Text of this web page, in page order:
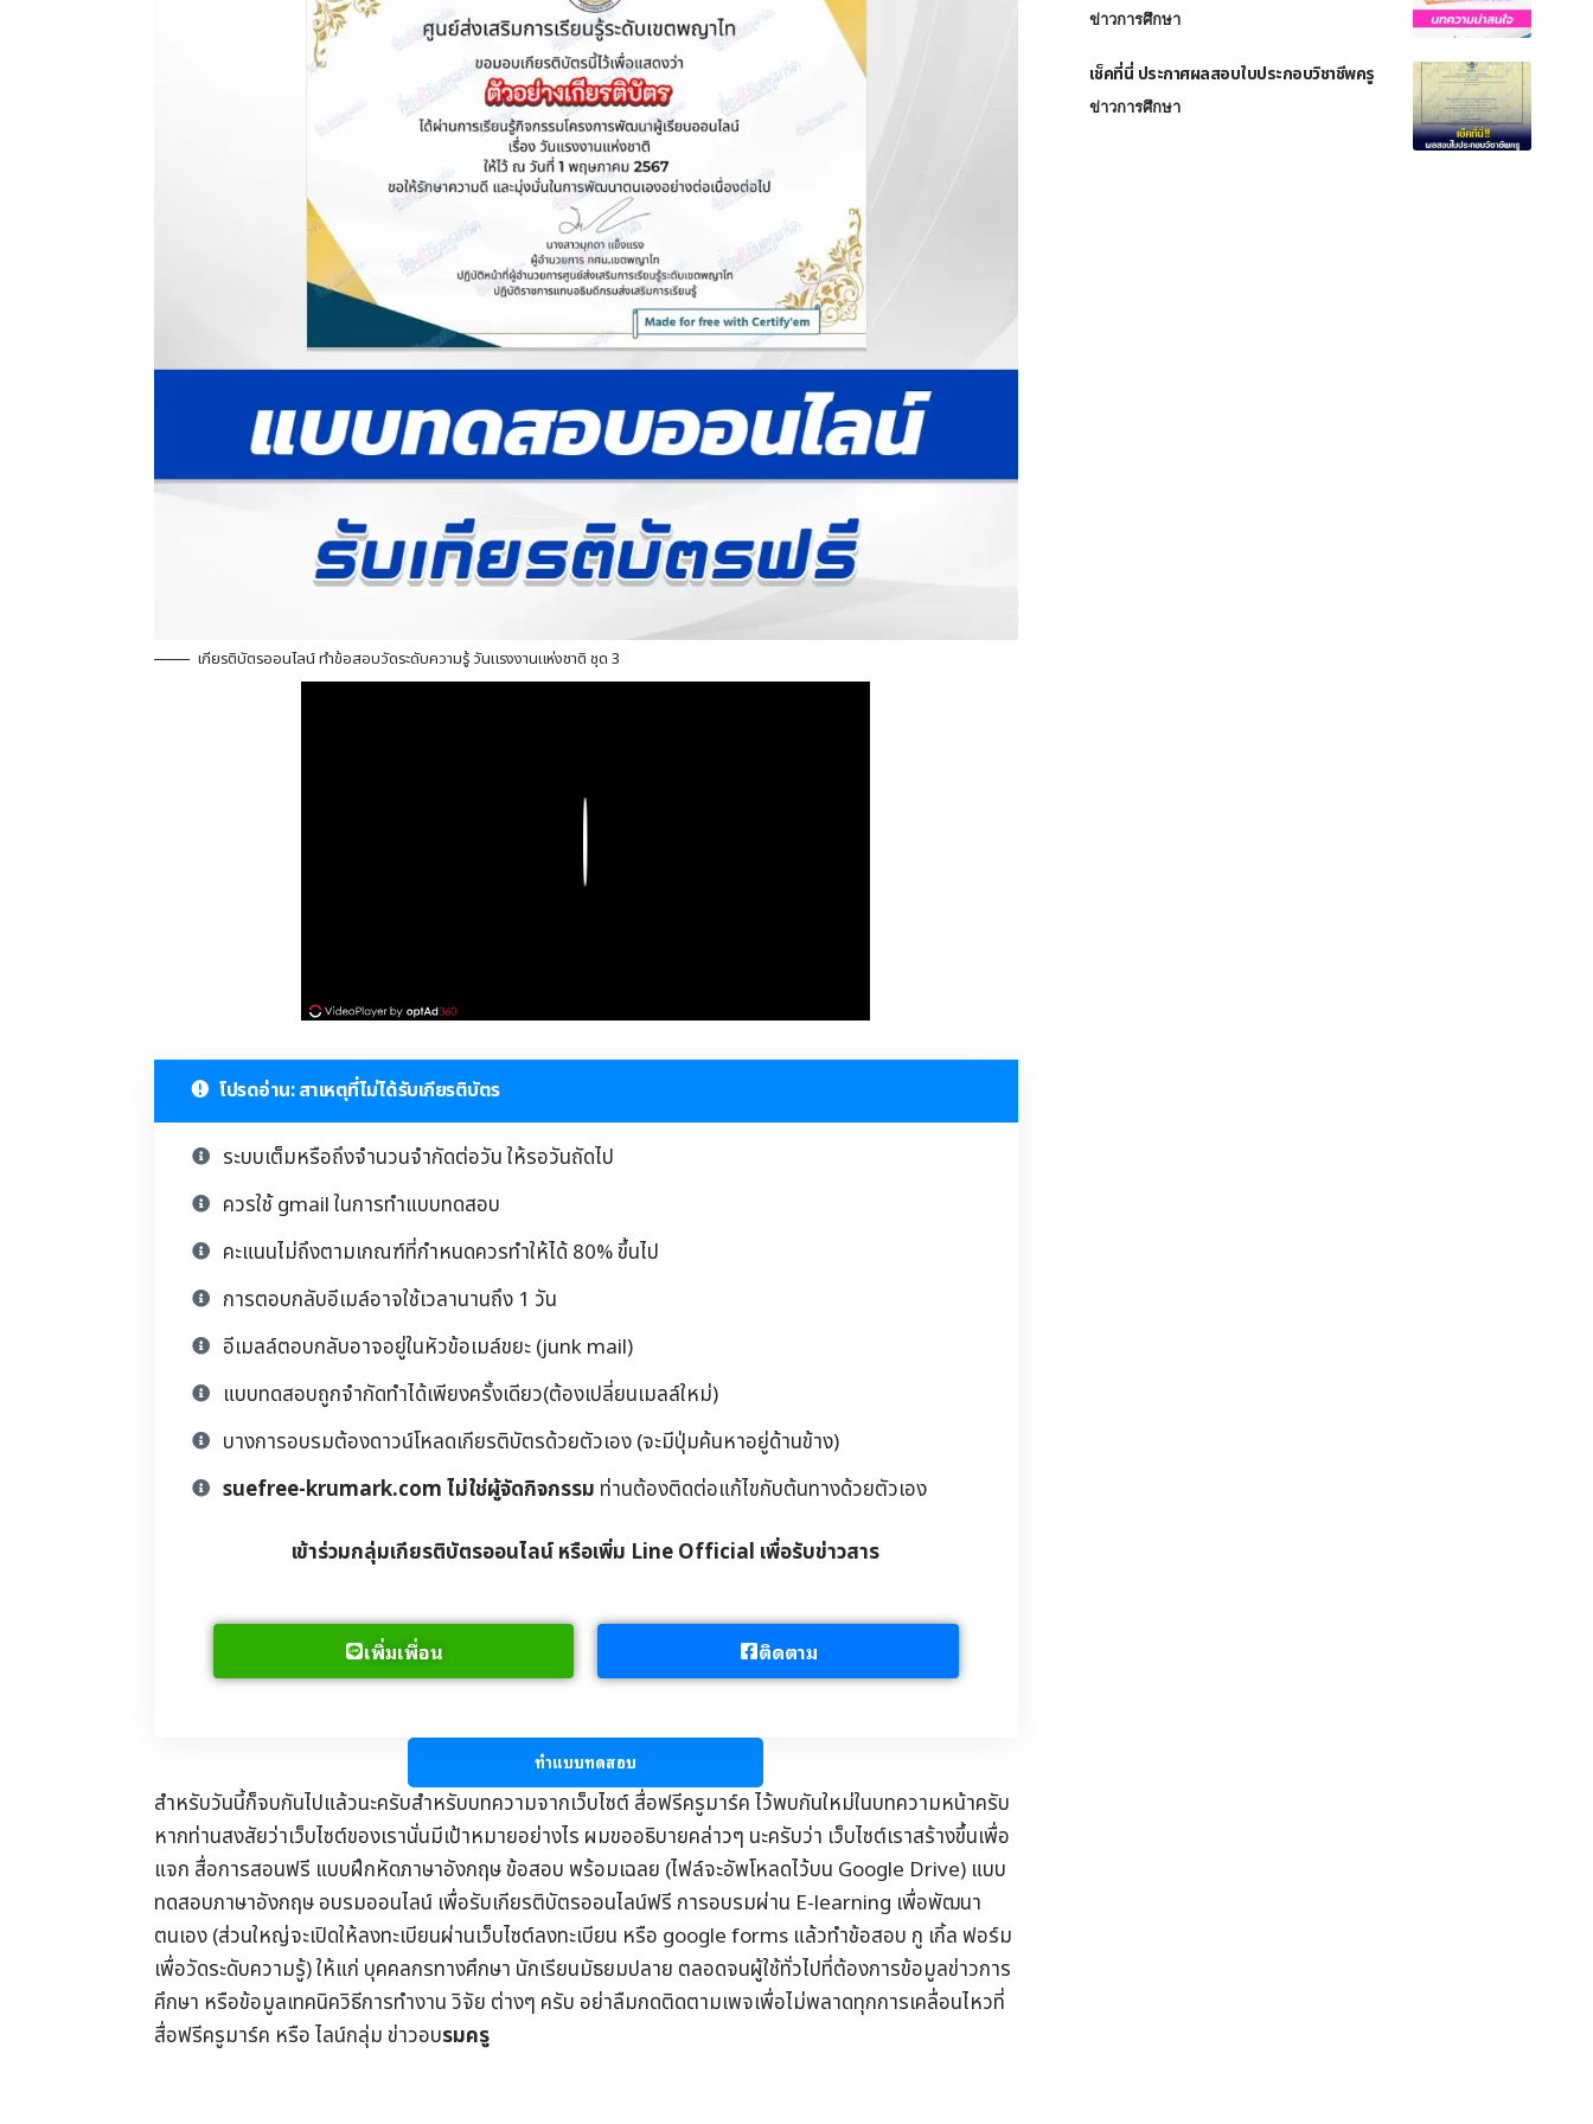
เกียรติบัตรออนไลน์ ทำข้อสอบวัดระดับความรู้ วันแรงงานแห่งชาติ ชุด 3
โปรดอ่าน: สาเหตุที่ไม่ได้รับเกียรติบัตร
ระบบเต็มหรือถึงจำนวนจำกัดต่อวัน ให้รอวันถัดไป
ควรใช้ gmail ในการทำแบบทดสอบ
คะแนนไม่ถึงตามเกณฑ์ที่กำหนดควรทำให้ได้ 80% ขึ้นไป
การตอบกลับอีเมล์อาจใช้เวลานานถึง 1 วัน
อีเมลล์ตอบกลับอาจอยู่ในหัวข้อเมล์ขยะ (junk mail)
แบบทดสอบถูกจำกัดทำได้เพียงครั้งเดียว(ต้องเปลี่ยนเมลล์ใหม่)
บางการอบรมต้องดาวน์โหลดเกียรติบัตรด้วยตัวเอง (จะมีปุ่มค้นหาอยู่ด้านข้าง)
suefree-krumark.com ไม่ใช่ผู้จัดกิจกรรม ท่านต้องติดต่อแก้ไขกับต้นทางด้วยตัวเอง
เข้าร่วมกลุ่มเกียรติบัตรออนไลน์ หรือเพิ่ม Line Official เพื่อรับข่าวสาร
เพิ่มเพื่อน ติดตาม
ทำแบบทดสอบ
สำหรับวันนี้ก็จบกันไปแล้วนะครับสำหรับบทความจากเว็บไซต์สื่อฟรีครูมาร์คไว้พบกันใหม่ในบทความหน้าครับ
หากท่านสงสัยว่าเว็บไซต์ของเรานั่นมีเป้าหมายอย่างไร ผมขออธิบายคล่าวๆ นะครับว่า เว็บไซต์เราสร้างขึ้นเพื่อ
แจก สื่อการสอนฟรี แบบฝึกหัดภาษาอังกฤษข้อสอบพร้อมเฉลย (ไฟล์จะอัพโหลดไว้บน Google Drive) แบบ
ทดสอบภาษาอังกฤษอบรมออนไลน์ เพื่อรับเกียรติบัตรออนไลน์ฟรี การอบรมผ่าน E-learning เพื่อพัฒนา
ตนเอง (ส่วนใหญ่จะเปิดให้ลงทะเบียนผ่านเว็บไซต์ลงทะเบียน หรือ google forms แล้วทำข้อสอบ กู เกิ้ล ฟอร์ม
เพื่อวัดระดับความรู้) ให้แก่ บุคคลกรทางศึกษา นักเรียนมัธยมปลาย ตลอดจนผู้ใช้ทั่วไปที่ต้องการข้อมูลข่าวการ
ศึกษา หรือข้อมูลเทคนิควิธีการทำงาน วิจัย ต่างๆ ครับ อย่าลืมกดติดตามเพจเพื่อไม่พลาดทุกการเคลื่อนไหวที่
สื่อฟรีครูมาร์ค หรือ ไลน์กลุ่มข่าวอบรมครู
ข่าวการศึกษา
เช็คที่นี่ ประกาศผลสอบใบประกอบวิชาชีพครู
ข่าวการศึกษา